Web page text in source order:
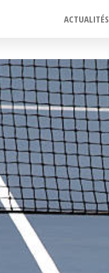
ACTUALITÉS